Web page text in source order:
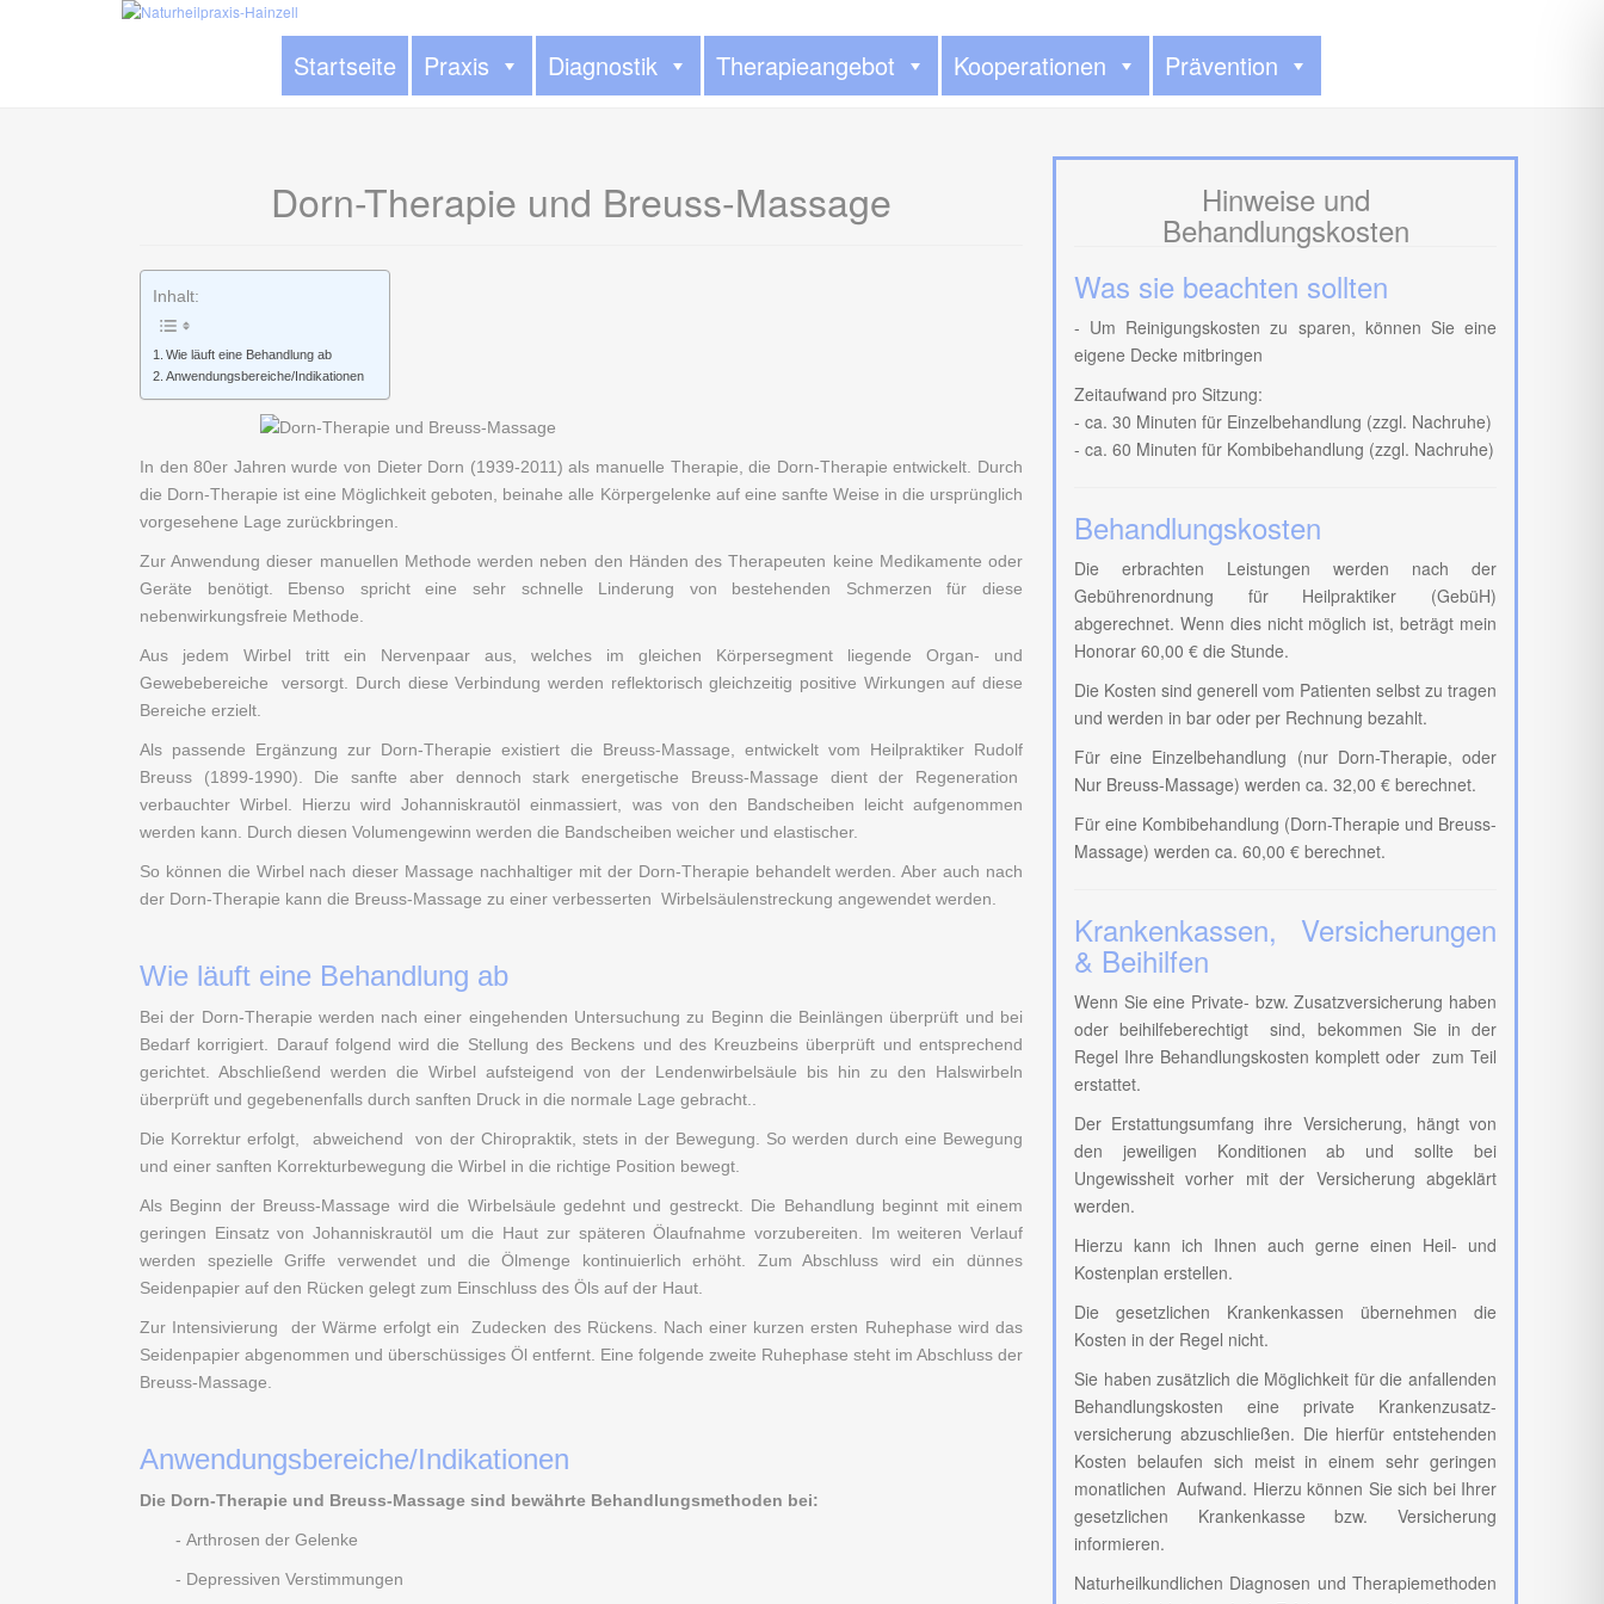
Startseite Praxis Diagnostik Therapieangebot Kooperationen Prävention
Dorn-Therapie und Breuss-Massage
Inhalt:
Wie läuft eine Behandlung ab
Anwendungsbereiche/Indikationen
In den 80er Jahren wurde von Dieter Dorn (1939-2011) als manuelle Therapie, die Dorn-Therapie entwickelt. Durch
die Dorn-Therapie ist eine Möglichkeit geboten, beinahe alle Körpergelenke auf eine sanfte Weise in die ursprünglich
vorgesehene Lage zurückbringen.
Zur Anwendung dieser manuellen Methode werden neben den Händen des Therapeuten keine Medikamente oder
Geräte benötigt. Ebenso spricht eine sehr schnelle Linderung von bestehenden Schmerzen für diese
nebenwirkungsfreie Methode.
Aus jedem Wirbel tritt ein Nervenpaar aus, welches im gleichen Körpersegment liegende Organ- und
Gewebebereiche versorgt. Durch diese Verbindung werden reflektorisch gleichzeitig positive Wirkungen auf diese
Bereiche erzielt.
Als passende Ergänzung zur Dorn-Therapie existiert die Breuss-Massage, entwickelt vom Heilpraktiker Rudolf
Breuss (1899-1990). Die sanfte aber dennoch stark energetische Breuss-Massage dient der Regeneration
verbauchter Wirbel. Hierzu wird Johanniskrautöl einmassiert, was von den Bandscheiben leicht aufgenommen
werden kann. Durch diesen Volumengewinn werden die Bandscheiben weicher und elastischer.
So können die Wirbel nach dieser Massage nachhaltiger mit der Dorn-Therapie behandelt werden. Aber auch nach
der Dorn-Therapie kann die Breuss-Massage zu einer verbesserten Wirbelsäulenstreckung angewendet werden.
Wie läuft eine Behandlung ab
Bei der Dorn-Therapie werden nach einer eingehenden Untersuchung zu Beginn die Beinlängen überprüft und bei
Bedarf korrigiert. Darauf folgend wird die Stellung des Beckens und des Kreuzbeins überprüft und entsprechend
gerichtet. Abschließend werden die Wirbel aufsteigend von der Lendenwirbelsäule bis hin zu den Halswirbeln
überprüft und gegebenenfalls durch sanften Druck in die normale Lage gebracht..
Die Korrektur erfolgt, abweichend von der Chiropraktik, stets in der Bewegung. So werden durch eine Bewegung
und einer sanften Korrekturbewegung die Wirbel in die richtige Position bewegt.
Als Beginn der Breuss-Massage wird die Wirbelsäule gedehnt und gestreckt. Die Behandlung beginnt mit einem
geringen Einsatz von Johanniskrautöl um die Haut zur späteren Ölaufnahme vorzubereiten. Im weiteren Verlauf
werden spezielle Griffe verwendet und die Ölmenge kontinuierlich erhöht. Zum Abschluss wird ein dünnes
Seidenpapier auf den Rücken gelegt zum Einschluss des Öls auf der Haut.
Zur Intensivierung der Wärme erfolgt ein Zudecken des Rückens. Nach einer kurzen ersten Ruhephase wird das
Seidenpapier abgenommen und überschüssiges Öl entfernt. Eine folgende zweite Ruhephase steht im Abschluss der
Breuss-Massage.
Anwendungsbereiche/Indikationen
Die Dorn-Therapie und Breuss-Massage sind bewährte Behandlungsmethoden bei:
- Arthrosen der Gelenke
- Depressiven Verstimmungen
Hinweise und
Behandlungskosten
Was sie beachten sollten
- Um Reinigungskosten zu sparen, können Sie eine
eigene Decke mitbringen
Zeitaufwand pro Sitzung:
- ca. 30 Minuten für Einzelbehandlung (zzgl. Nachruhe)
- ca. 60 Minuten für Kombibehandlung (zzgl. Nachruhe)
Behandlungskosten
Die erbrachten Leistungen werden nach der
Gebührenordnung für Heilpraktiker (GebüH)
abgerechnet. Wenn dies nicht möglich ist, beträgt mein
Honorar 60,00 € die Stunde.
Die Kosten sind generell vom Patienten selbst zu tragen
und werden in bar oder per Rechnung bezahlt.
Für eine Einzelbehandlung (nur Dorn-Therapie, oder
Nur Breuss-Massage) werden ca. 32,00 € berechnet.
Für eine Kombibehandlung (Dorn-Therapie und Breuss-
Massage) werden ca. 60,00 € berechnet.
Krankenkassen, Versicherungen
& Beihilfen
Wenn Sie eine Private- bzw. Zusatzversicherung haben
oder beihilfeberechtigt sind, bekommen Sie in der
Regel Ihre Behandlungskosten komplett oder zum Teil
erstattet.
Der Erstattungsumfang ihre Versicherung, hängt von
den jeweiligen Konditionen ab und sollte bei
Ungewissheit vorher mit der Versicherung abgeklärt
werden.
Hierzu kann ich Ihnen auch gerne einen Heil- und
Kostenplan erstellen.
Die gesetzlichen Krankenkassen übernehmen die
Kosten in der Regel nicht.
Sie haben zusätzlich die Möglichkeit für die anfallenden
Behandlungskosten eine private Krankenzusatz-
versicherung abzuschließen. Die hierfür entstehenden
Kosten belaufen sich meist in einem sehr geringen
monatlichen Aufwand. Hierzu können Sie sich bei Ihrer
gesetzlichen Krankenkasse bzw. Versicherung
informieren.
Naturheilkundlichen Diagnosen und Therapiemethoden